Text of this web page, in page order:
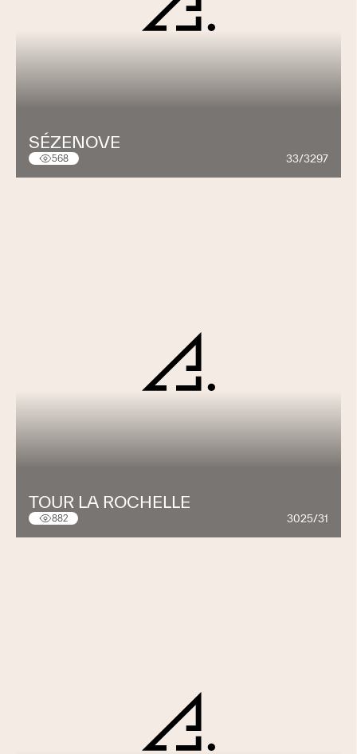
SÉZENOVE
568 33/3297
TOUR LA ROCHELLE
882 3025/31